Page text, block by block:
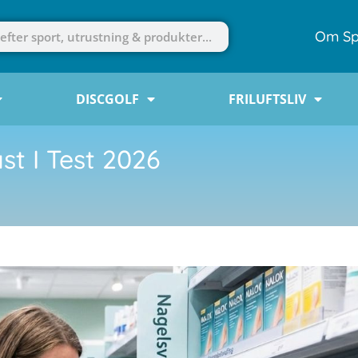
Om
DISCGOLF FRILUFTSLIV
I Test 2026